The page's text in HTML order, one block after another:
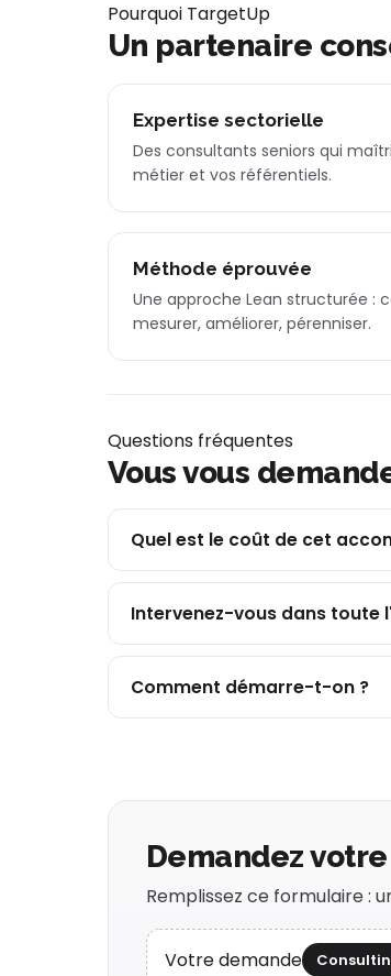
Pourquoi TargetUp
Un partenaire
Expertise sectorielle
Des consultants seniors qui
métier et vos référentiels.
Méthode éprouvée
Une approche Lean structurée :
mesurer, améliorer, pérenniser.
Questions fréquentes
Vous vous
Quel est le coût de cet
Intervenez-vous dans toute
Comment démarre-t-on ?
Demandez
Remplissez ce formulaire :
Votre demande